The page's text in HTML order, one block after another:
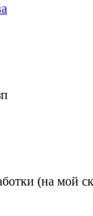
(на мой